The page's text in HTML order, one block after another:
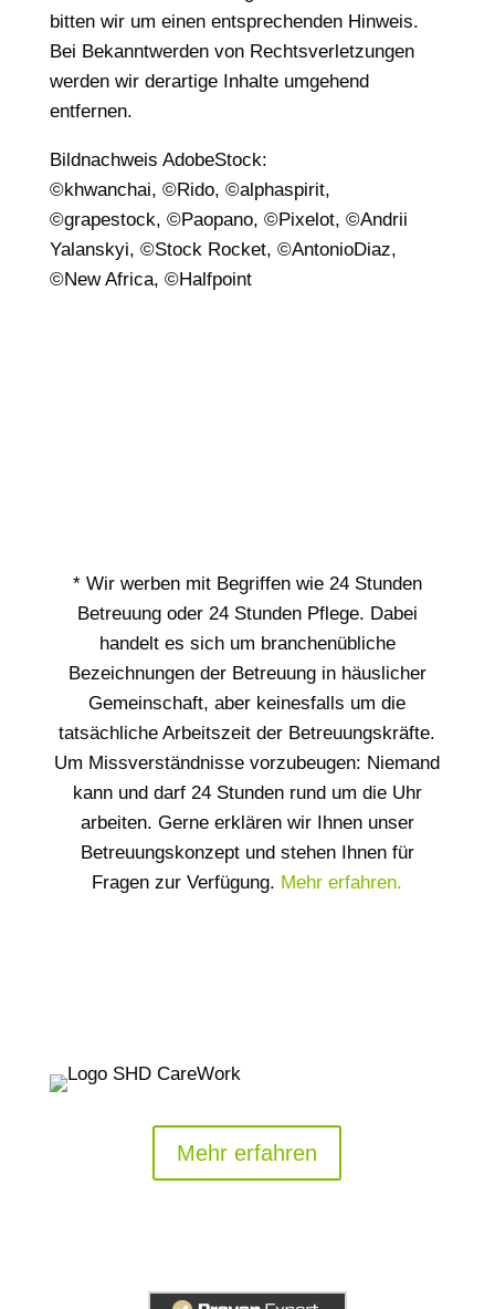
bitten wir um einen entsprechenden Hinweis.
Bei Bekanntwerden von Rechtsverletzungen
werden wir derartige Inhalte umgehend
entfernen.
Bildnachweis AdobeStock:
©khwanchai, ©Rido, ©alphaspirit,
©grapestock, ©Paopano, ©Pixelot, ©Andrii
Yalanskyi, ©Stock Rocket, ©AntonioDiaz,
©New Africa, ©Halfpoint
* Wir werben mit Begriffen wie 24 Stunden
Betreuung oder 24 Stunden Pflege. Dabei
handelt es sich um branchenübliche
Bezeichnungen der Betreuung in häuslicher
Gemeinschaft, aber keinesfalls um die
tatsächliche Arbeitszeit der Betreuungskräfte.
Um Missverständnisse vorzubeugen: Niemand
kann und darf 24 Stunden rund um die Uhr
arbeiten. Gerne erklären wir Ihnen unser
Betreuungskonzept und stehen Ihnen für
Fragen zur Verfügung. Mehr erfahren.
Mehr erfahren